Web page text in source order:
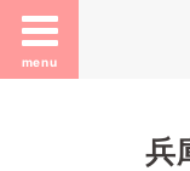
menu
兵